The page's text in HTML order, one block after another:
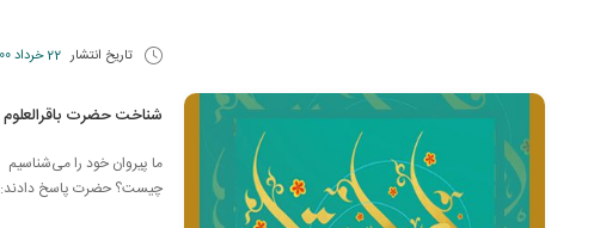
تاریخ انتشار 22 خرداد 1400
شناخت حضرت
ما پیروان خود را
چیست؟ حضرت پاسخ دادند: «